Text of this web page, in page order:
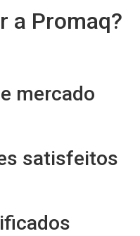
a Promaq?
mercado
satisfeitos